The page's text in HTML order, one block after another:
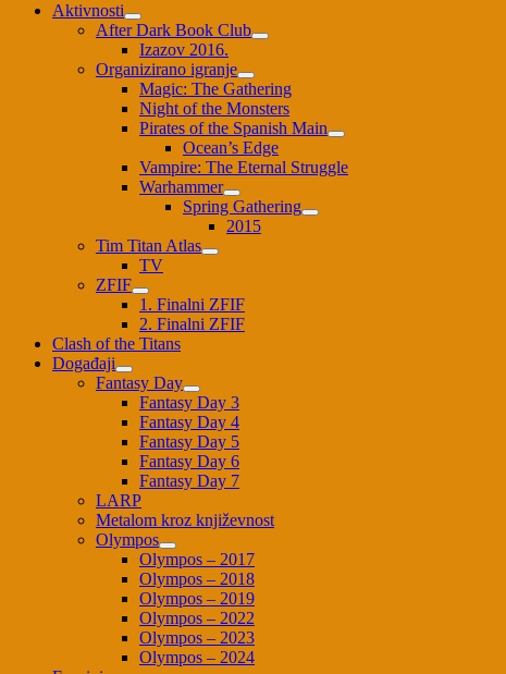
Aktivnosti
After Dark Book Club
Izazov 2016.
Organizirano igranje
Magic: The Gathering
Night of the Monsters
Pirates of the Spanish Main
Ocean’s Edge
Vampire: The Eternal Struggle
Warhammer
Spring Gathering
2015
Tim Titan Atlas
TV
ZFIF
1. Finalni ZFIF
2. Finalni ZFIF
Clash of the Titans
Događaji
Fantasy Day
Fantasy Day 3
Fantasy Day 4
Fantasy Day 5
Fantasy Day 6
Fantasy Day 7
LARP
Metalom kroz književnost
Olympos
Olympos – 2017
Olympos – 2018
Olympos – 2019
Olympos – 2022
Olympos – 2023
Olympos – 2024